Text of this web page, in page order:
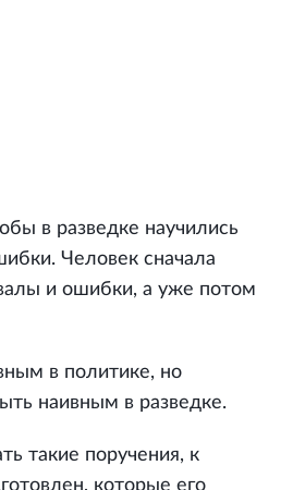
в разведке научились
Человек сначала
и ошибки, а уже потом
в политике, но
наивным в разведке.
такие поручения, к
которые его